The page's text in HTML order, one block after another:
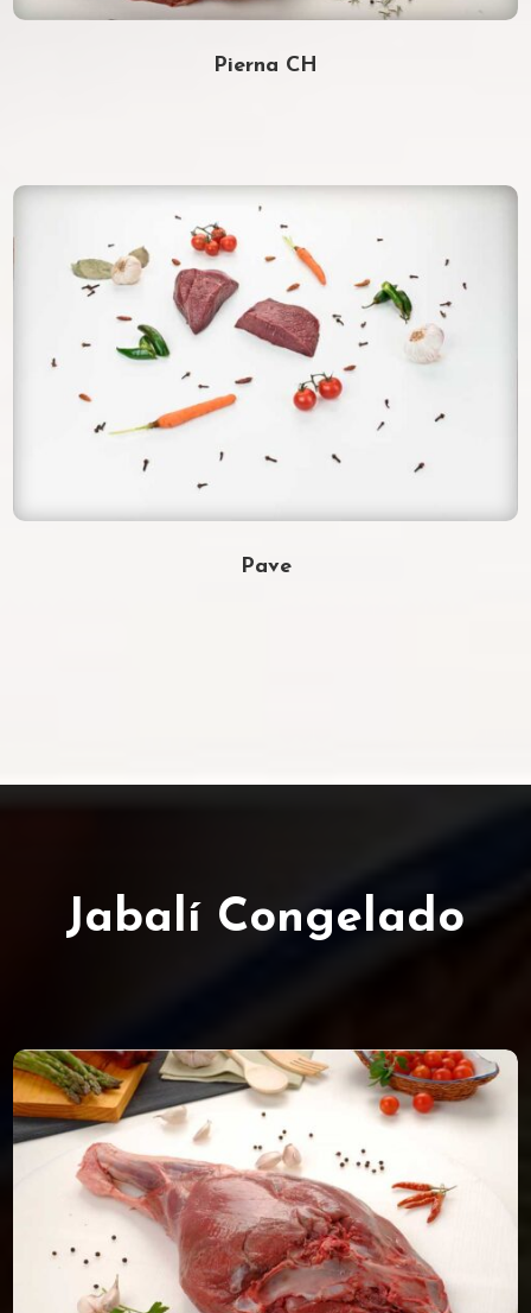
Pierna CH
Pave
Jabalí Congelado